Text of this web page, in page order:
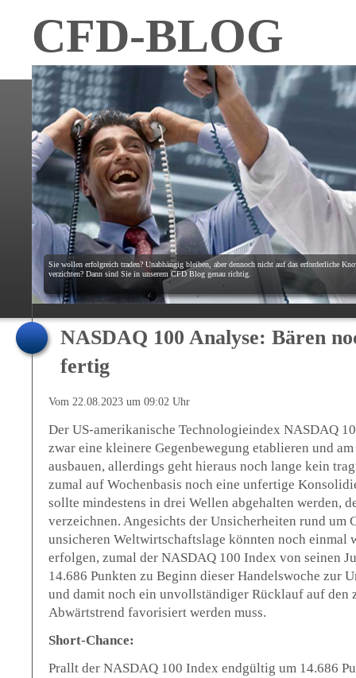
CFD-BLOG
Sie wollen erfolgreich traden? Unabhängig bleiben, aber dennoch nicht auf das erforderliche
verzichten? Dann sind Sie in unserem CFD Blog genau richtig.
NASDAQ 100 Analyse: Bären
fertig
Vom 22.08.2023 um 09:02 Uhr
Der US-amerikanische Technologieindex NASDAQ
zwar eine kleinere Gegenbewegung etablieren und
ausbauen, allerdings geht hieraus noch lange kein
zumal auf Wochenbasis noch eine unfertige
sollte mindestens in drei Wellen abgehalten werden,
verzeichnen. Angesichts der Unsicherheiten rund um
unsicheren Weltwirtschaftslage könnten noch einmal
erfolgen, zumal der NASDAQ 100 Index von seinen
14.686 Punkten zu Beginn dieser Handelswoche zur
und damit noch ein unvollständiger Rücklauf auf den
Abwärtstrend favorisiert werden muss.
Short-Chance:
Prallt der NASDAQ 100 Index endgültig um 14.686